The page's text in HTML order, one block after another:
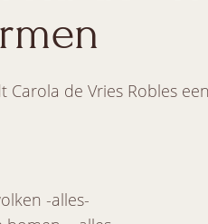
Carola de Vries Robles
-alles-